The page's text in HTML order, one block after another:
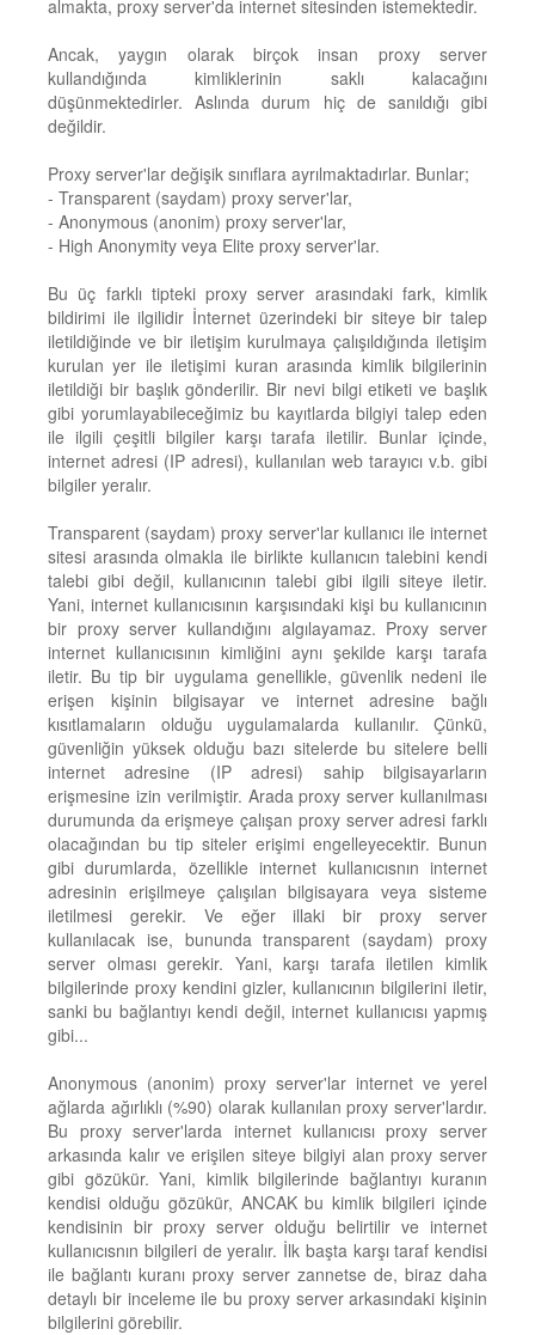
almakta, proxy server'da internet sitesinden istemektedir.
Ancak, yaygın olarak birçok insan proxy server
kullandığında kimliklerinin saklı kalacağını
düşünmektedirler. Aslında durum hiç de sanıldığı gibi
değildir.
Proxy server'lar değişik sınıflara ayrılmaktadırlar. Bunlar;
- Transparent (saydam) proxy server'lar,
- Anonymous (anonim) proxy server'lar,
- High Anonymity veya Elite proxy server'lar.
Bu üç farklı tipteki proxy server arasındaki fark, kimlik
bildirimi ile ilgilidir İnternet üzerindeki bir siteye bir talep
iletildiğinde ve bir iletişim kurulmaya çalışıldığında iletişim
kurulan yer ile iletişimi kuran arasında kimlik bilgilerinin
iletildiği bir başlık gönderilir. Bir nevi bilgi etiketi ve başlık
gibi yorumlayabileceğimiz bu kayıtlarda bilgiyi talep eden
ile ilgili çeşitli bilgiler karşı tarafa iletilir. Bunlar içinde,
internet adresi (IP adresi), kullanılan web tarayıcı v.b. gibi
bilgiler yeralır.
Transparent (saydam) proxy server'lar kullanıcı ile internet
sitesi arasında olmakla ile birlikte kullanıcın talebini kendi
talebi gibi değil, kullanıcının talebi gibi ilgili siteye iletir.
Yani, internet kullanıcısının karşısındaki kişi bu kullanıcının
bir proxy server kullandığını algılayamaz. Proxy server
internet kullanıcısının kimliğini aynı şekilde karşı tarafa
iletir. Bu tip bir uygulama genellikle, güvenlik nedeni ile
erişen kişinin bilgisayar ve internet adresine bağlı
kısıtlamaların olduğu uygulamalarda kullanılır. Çünkü,
güvenliğin yüksek olduğu bazı sitelerde bu sitelere belli
internet adresine (IP adresi) sahip bilgisayarların
erişmesine izin verilmiştir. Arada proxy server kullanılması
durumunda da erişmeye çalışan proxy server adresi farklı
olacağından bu tip siteler erişimi engelleyecektir. Bunun
gibi durumlarda, özellikle internet kullanıcısnın internet
adresinin erişilmeye çalışılan bilgisayara veya sisteme
iletilmesi gerekir. Ve eğer illaki bir proxy server
kullanılacak ise, bununda transparent (saydam) proxy
server olması gerekir. Yani, karşı tarafa iletilen kimlik
bilgilerinde proxy kendini gizler, kullanıcının bilgilerini iletir,
sanki bu bağlantıyı kendi değil, internet kullanıcısı yapmış
gibi...
Anonymous (anonim) proxy server'lar internet ve yerel
ağlarda ağırlıklı (%90) olarak kullanılan proxy server'lardır.
Bu proxy server'larda internet kullanıcısı proxy server
arkasında kalır ve erişilen siteye bilgiyi alan proxy server
gibi gözükür. Yani, kimlik bilgilerinde bağlantıyı kuranın
kendisi olduğu gözükür, ANCAK bu kimlik bilgileri içinde
kendisinin bir proxy server olduğu belirtilir ve internet
kullanıcısnın bilgileri de yeralır. İlk başta karşı taraf kendisi
ile bağlantı kuranı proxy server zannetse de, biraz daha
detaylı bir inceleme ile bu proxy server arkasındaki kişinin
bilgilerini görebilir.